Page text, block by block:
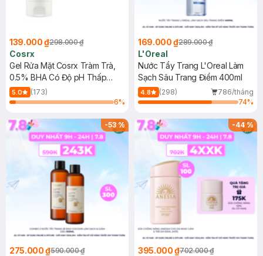
139.000 ₫298.000 ₫
Cosrx
Gel Rửa Mặt Cosrx Tràm Trà,
0.5% BHA Có Độ pH Thấp
150ml
5.0
(173)
6%
169.000 ₫289.000 ₫
L'Oreal
Nước Tẩy Trang L'Oreal Làm
Sạch Sâu Trang Điểm 400ml
4.8 (298)
786/tháng
74%
-53%
275.000 ₫590.000 ₫
-44%
395.000 ₫702.000 ₫